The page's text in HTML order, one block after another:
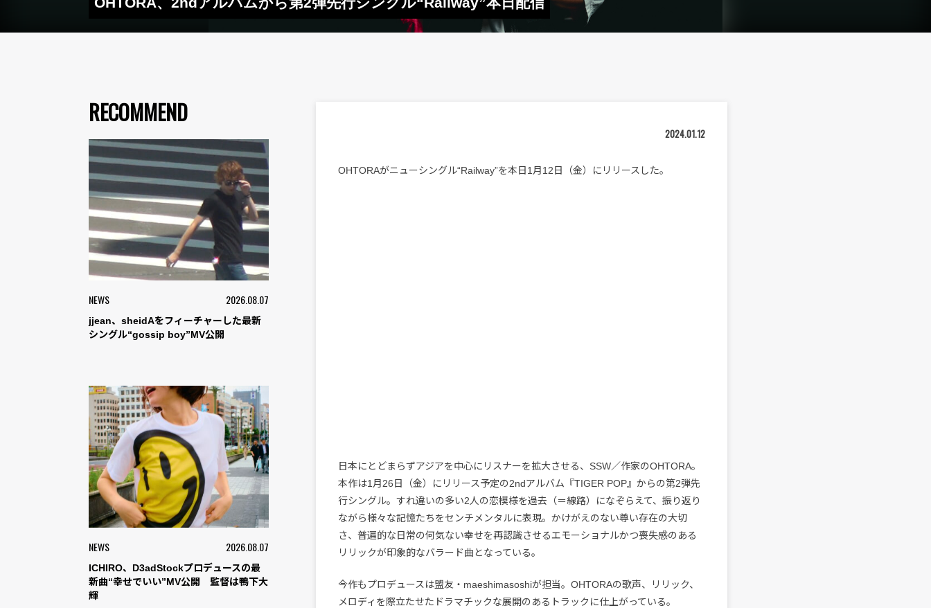
RECOMMEND
NEWS 2026.08.07
jjean、sheidAをフィーチャーした最新
シングル“gossip boy”MV公開
NEWS 2026.08.07
ICHIRO、D3adStockプロデュースの最
新曲“幸せでいい”MV公開 監督は鴨下大
輝
2024.01.12
OHTORAがニューシングル“Railway”を本日1月12日（金）にリリースした。
日本にとどまらずアジアを中心にリスナーを拡大させる、SSW／作家のOHTORA。
本作は1月26日（金）にリリース予定の2ndアルバム『TIGER POP』からの第2弾先
行シングル。すれ違いの多い2人の恋模様を過去（＝線路）になぞらえて、振り返り
ながら様々な記憶たちをセンチメンタルに表現。かけがえのない尊い存在の大切
さ、普遍的な日常の何気ない幸せを再認識させるエモーショナルかつ喪失感のある
リリックが印象的なバラード曲となっている。
今作もプロデュースは盟友・maeshimasoshiが担当。OHTORAの歌声、リリック、
メロディを際立たせたドラマチックな展開のあるトラックに仕上がっている。